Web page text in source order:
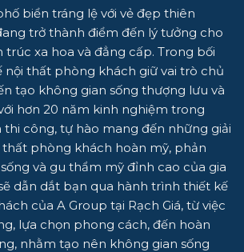
biển tráng lệ với vẻ đẹp thiên
trở thành điểm đến lý tưởng cho
trúc xa hoa và đẳng cấp. Trong bối
nội thất phòng khách giữ vai trò chủ
tạo không gian sống thượng lưu và
hơn 20 năm kinh nghiệm trong
thi công, tự hào mang đến những giải
phòng khách hoàn mỹ, phản
và gu thẩm mỹ đỉnh cao của gia
dẫn dắt bạn qua hành trình thiết kế
của A Group tại Rạch Giá, từ việc
lựa chọn phong cách, đến hoàn
nhằm tạo nên không gian sống